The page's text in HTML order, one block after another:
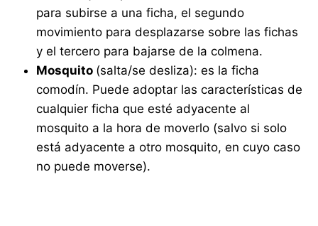
para subirse a una ficha, el segundo
movimiento para desplazarse sobre las fichas
y el tercero para bajarse de la colmena.
Mosquito (salta/se desliza): es la ficha
comodín. Puede adoptar las características de
cualquier ficha que esté adyacente al
mosquito a la hora de moverlo (salvo si solo
está adyacente a otro mosquito, en cuyo caso
no puede moverse).